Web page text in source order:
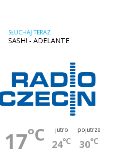
SŁUCHAJ TERAZ
SASH! - ADELANTE
17°C jutro
24°C
pojutrze
30°C